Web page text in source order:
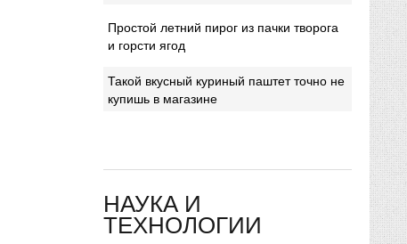
Простой летний пирог из пачки творога
и горсти ягод
Такой вкусный куриный паштет точно не
купишь в магазине
НАУКА И
ТЕХНОЛОГИИ